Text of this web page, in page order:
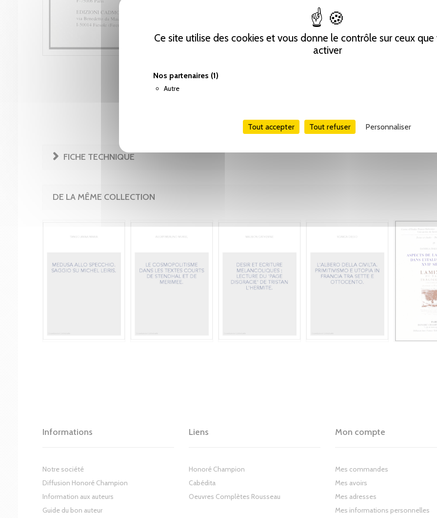
Ce site utilise des cookies et vous donne le contrôle sur ceux
activer
Nos partenaires (1)
Autre
Tout accepter Tout refuser Personnaliser
Le colloque international La forme brève, qui s'est
l'Université Lumière Lyon 2, les 19, 20, 21 septembre
réuni des universitaires français, polonais, italiens
espagnols.
FICHE TECHNIQUE
DE LA MÊME COLLECTION
Informations
Notre société
Diffusion Honoré Champion
Information aux auteurs
Guide du bon auteur
Liens
Honoré Champion
Cabédita
Oeuvres Complètes Rousseau
Mon compte
Mes commandes
Mes avoirs
Mes adresses
Mes informations personnelles